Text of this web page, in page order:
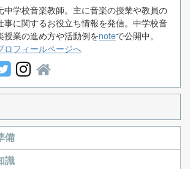
中学校音楽教師。主に音楽の授業や教員の
事に関するお役立ち情報を発信。中学校音
授業の進め方や活動例をnoteで公開中。
ロフィールページへ
備
識